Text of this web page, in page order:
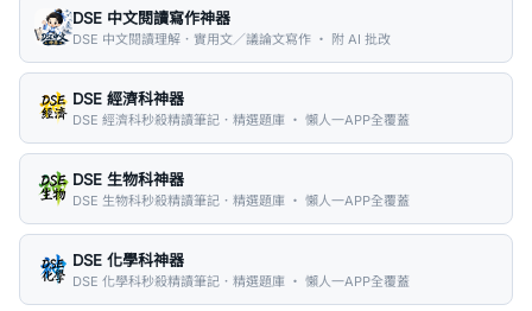
DSE 中文閱讀寫作神器
DSE 中文閱讀理解．實用文／議論文寫作 ・ 附 AI 批改
DSE 經濟科神器
DSE 經濟科秒殺精讀筆記．精選題庫 ・ 懶人一APP全覆蓋
DSE 生物科神器
DSE 生物科秒殺精讀筆記．精選題庫 ・ 懶人一APP全覆蓋
DSE 化學科神器
DSE 化學科秒殺精讀筆記．精選題庫 ・ 懶人一APP全覆蓋